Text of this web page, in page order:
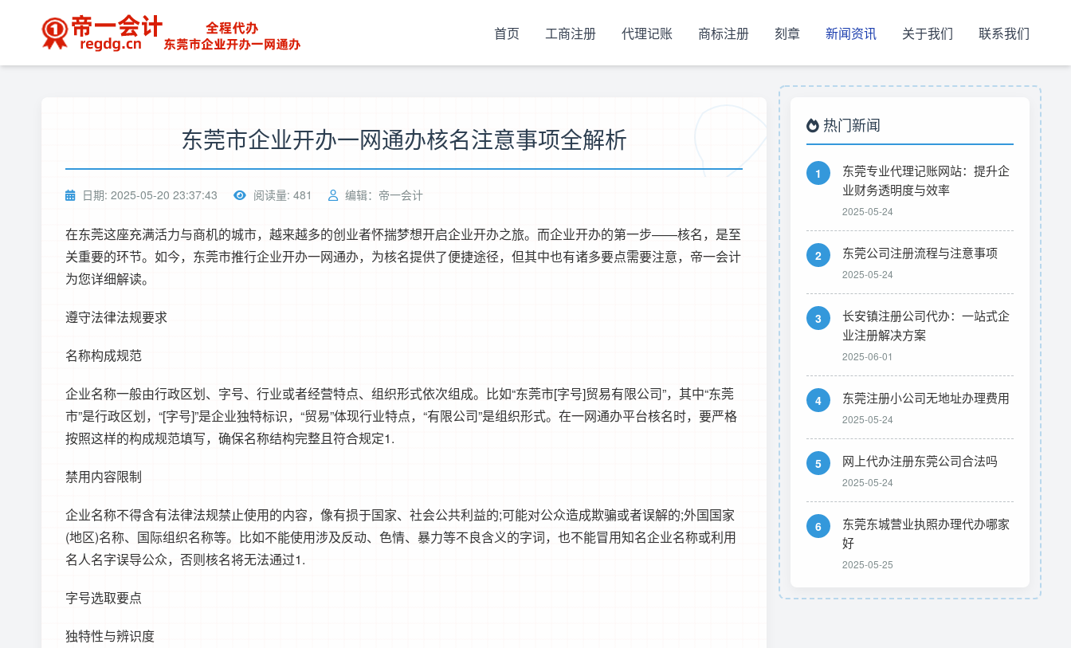
首页 工商注册 代理记账 商标注册 刻章 新闻资讯 关于我们 联系我们
东莞市企业开办一网通办核名注意事项全解析
日期: 2025-05-20 23:37:43 阅读量: 481 编辑：帝一会计
在东莞这座充满活力与商机的城市，越来越多的创业者怀揣梦想开启企业开办之旅。而企业开办的第一步——核名，是至
关重要的环节。如今，东莞市推行企业开办一网通办，为核名提供了便捷途径，但其中也有诸多要点需要注意，帝一会计
为您详细解读。
遵守法律法规要求
名称构成规范
企业名称一般由行政区划、字号、行业或者经营特点、组织形式依次组成。比如“东莞市[字号]贸易有限公司”，其中“东莞
市”是行政区划，“[字号]”是企业独特标识，“贸易”体现行业特点，“有限公司”是组织形式。在一网通办平台核名时，要严格
按照这样的构成规范填写，确保名称结构完整且符合规定1.
禁用内容限制
企业名称不得含有法律法规禁止使用的内容，像有损于国家、社会公共利益的;可能对公众造成欺骗或者误解的;外国国家
(地区)名称、国际组织名称等。比如不能使用涉及反动、色情、暴力等不良含义的字词，也不能冒用知名企业名称或利用
名人名字误导公众，否则核名将无法通过1.
字号选取要点
独特性与辨识度
热门新闻
1
东莞专业代理记账网站：提升企
业财务透明度与效率
2025-05-24
2 东莞公司注册流程与注意事项
2025-05-24
3
长安镇注册公司代办：一站式企
业注册解决方案
2025-06-01
4 东莞注册小公司无地址办理费用
2025-05-24
5 网上代办注册东莞公司合法吗
2025-05-24
6
东莞东城营业执照办理代办哪家
好
2025-05-25